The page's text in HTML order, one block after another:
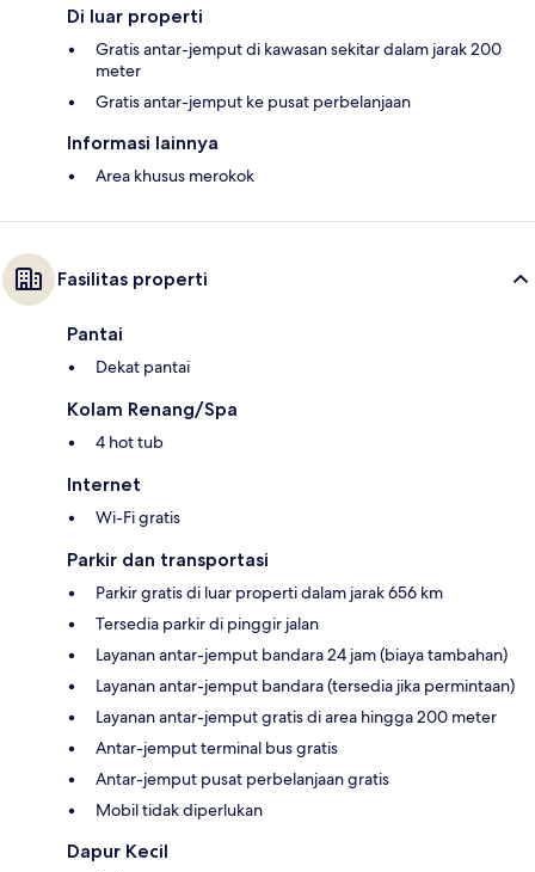
Di luar properti
Gratis antar-jemput di kawasan sekitar dalam jarak 200
meter
Gratis antar-jemput ke pusat perbelanjaan
Informasi lainnya
Area khusus merokok
Fasilitas properti
Pantai
Dekat pantai
Kolam Renang/Spa
4 hot tub
Internet
Wi-Fi gratis
Parkir dan transportasi
Parkir gratis di luar properti dalam jarak 656 km
Tersedia parkir di pinggir jalan
Layanan antar-jemput bandara 24 jam (biaya tambahan)
Layanan antar-jemput bandara (tersedia jika permintaan)
Layanan antar-jemput gratis di area hingga 200 meter
Antar-jemput terminal bus gratis
Antar-jemput pusat perbelanjaan gratis
Mobil tidak diperlukan
Dapur Kecil